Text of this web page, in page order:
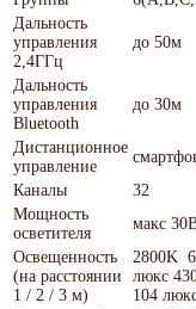
Дальность
управления
2,4ГГц
до 50м
Дальность
управления
Bluetooth
до 30м
Дистанционное
управление
Каналы
32
Мощность
осветителя
макс
Освещенность
(на расстоянии
1 / 2 / 3 м)
2800K
люкс
104